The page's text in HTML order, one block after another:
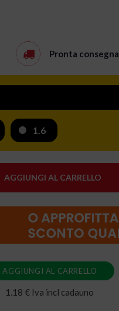
Pronta consegna
1.6
AGGIUNGI AL CARRELLO
AGGIUNGI AL CARRELLO
1.18 € Iva incl cadauno